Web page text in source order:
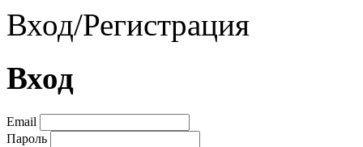
Вход/Регистрация
Вход
Email
Пароль